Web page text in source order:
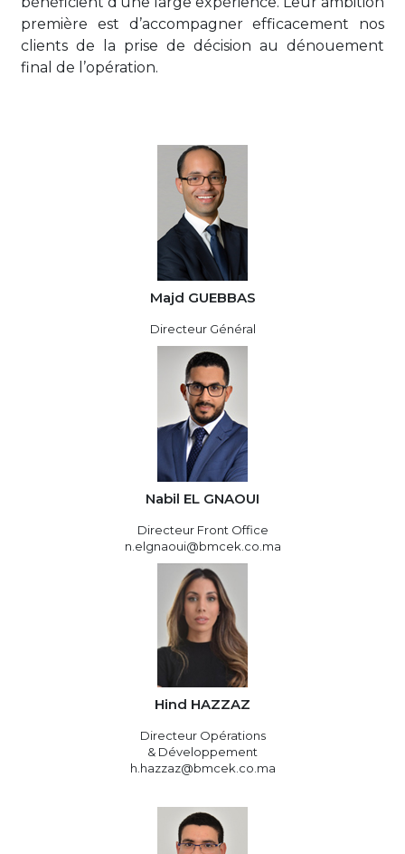
première est d’accompagner efficacement nos
clients de la prise de décision au dénouement
final de l’opération.
Majd GUEBBAS
Directeur Général
Nabil EL GNAOUI
Directeur Front Office
n.elgnaoui@bmcek.co.ma
Hind HAZZAZ
Directeur Opérations
& Développement
h.hazzaz@bmcek.co.ma